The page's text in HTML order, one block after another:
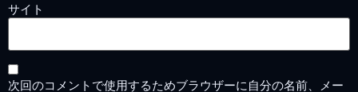
サイト
次回のコメントで使用するためブラウザーに自分の名前、メー